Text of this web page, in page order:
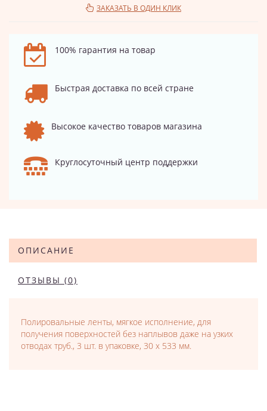
ЗАКАЗАТЬ В ОДИН КЛИК
100% гарантия на товар
Быстрая доставка по всей стране
Высокое качество товаров магазина
Круглосуточный центр поддержки
ОПИСАНИЕ
ОТЗЫВЫ (0)
Полировальные ленты, мягкое исполнение, для
получения поверхностей без наплывов даже на узких
отводах труб., 3 шт. в упаковке, 30 x 533 мм.